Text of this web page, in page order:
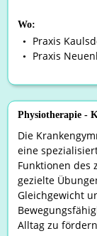
Wo:
•
Praxis
• Praxis
Physiotherapie -
Die
eine
Funktionen des
gezielte
Gleichgewicht
Alltag zu